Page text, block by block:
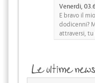
Venerdi,
E bravo il
dodicenni?
attraversi, tu